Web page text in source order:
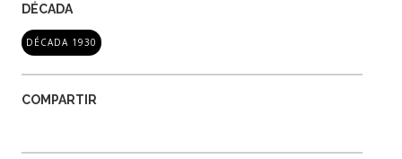
DÉCADA
DÉCADA 1930
COMPARTIR